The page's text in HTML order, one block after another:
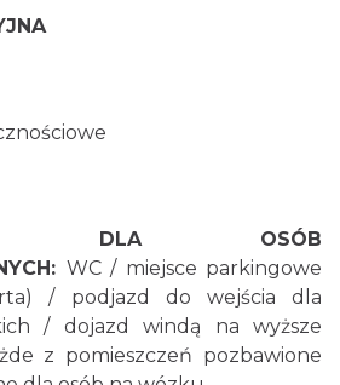
DLA OSÓB
WC / miejsce parkingowe
/ podjazd do wejścia dla
/ dojazd windą na wyższe
z pomieszczeń pozbawione